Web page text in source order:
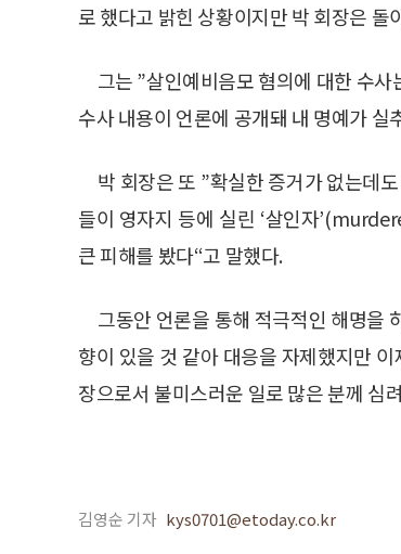
로 했다고 밝힌 상황이지만 박 회장은
그는 ”살인예비음모 혐의에 대한 수사
수사 내용이 언론에 공개돼 내 명예가
박 회장은 또 ”확실한 증거가 없는데
들이 영자지 등에 실린 ‘살인자
큰 피해를 봤다“고 말했다.
그동안 언론을 통해 적극적인 해명을
향이 있을 것 같아 대응을 자제했지만
장으로서 불미스러운 일로 많은 분께 심
김영순 기자 kys0701@etoday.co.kr